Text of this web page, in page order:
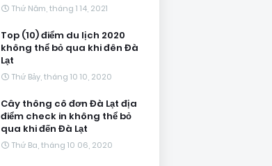
Thứ Năm, tháng 1 14, 2021
Top (10) điểm du lịch 2020
không thể bỏ qua khi đên Đà
Lạt
Thứ Bảy, tháng 10 10, 2020
Cây thông cô đơn Đà Lạt địa
điểm check in không thể bỏ
qua khi đến Đà Lạt
Thứ Ba, tháng 10 06, 2020